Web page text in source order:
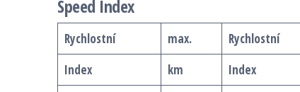
Speed Index
Rychlostní max. Rychlostní
Index
km Index